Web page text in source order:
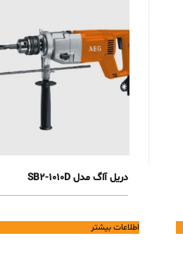
دریل آاگ مدل SB2-1010D
اطلاعات بیشتر